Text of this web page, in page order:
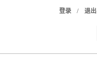
登录 / 退出